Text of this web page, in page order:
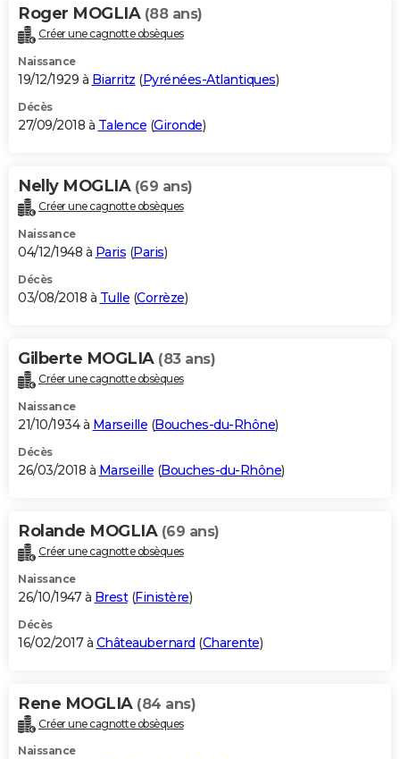
Roger MOGLIA (88 ans)
Créer une cagnotte obsèques
Naissance
19/12/1929 à Biarritz (Pyrénées-Atlantiques)
Décès
27/09/2018 à Talence (Gironde)
Nelly MOGLIA (69 ans)
Créer une cagnotte obsèques
Naissance
04/12/1948 à Paris (Paris)
Décès
03/08/2018 à Tulle (Corrèze)
Gilberte MOGLIA (83 ans)
Créer une cagnotte obsèques
Naissance
21/10/1934 à Marseille (Bouches-du-Rhône)
Décès
26/03/2018 à Marseille (Bouches-du-Rhône)
Rolande MOGLIA (69 ans)
Créer une cagnotte obsèques
Naissance
26/10/1947 à Brest(Finistère)
Décès
16/02/2017 à Châteaubernard (Charente)
Rene MOGLIA (84 ans)
Créer une cagnotte obsèques
Naissance